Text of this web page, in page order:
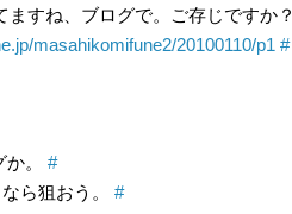
すね、ブログで。ご存じですか？
masahikomifune2/20100110/p1 #
。 #
ら狙おう。 #